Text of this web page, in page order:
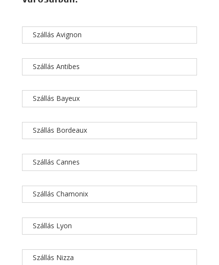
Szállás Avignon
Szállás Antibes
Szállás Bayeux
Szállás Bordeaux
Szállás Cannes
Szállás Chamonix
Szállás Lyon
Szállás Nizza